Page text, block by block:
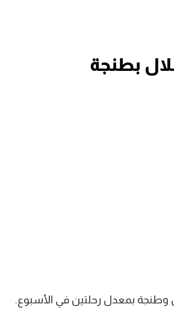
بطنجة
وطنجة بمعدل رحلتين في الأسبوع.